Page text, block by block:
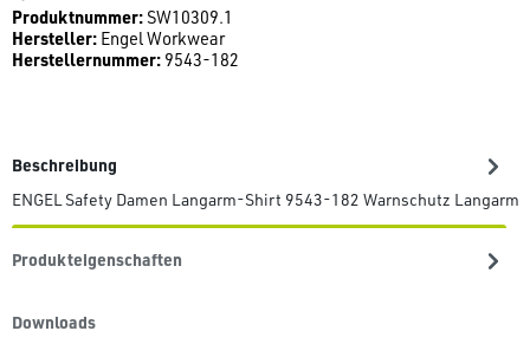
Produktnummer:SW10309.1
Hersteller: Engel Workwear
Herstellernummer: 9543-182
Beschreibung
ENGEL Safety Damen Langarm-Shirt 9543-182 Warnschutz
Produkteigenschaften
Downloads